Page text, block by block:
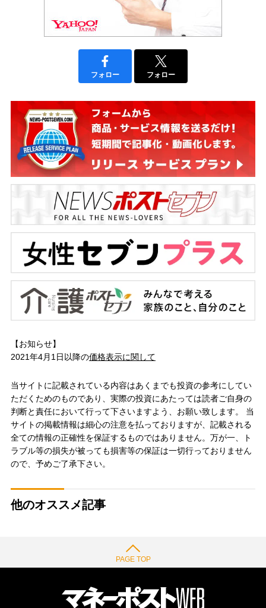
フォロー フォロー
【お知らせ】
2021年4月1日以降の価格表示に関して
当サイトに記載されている内容はあくまでも投資の参考にしてい
ただくためのものであり、実際の投資にあたっては読者ご自身の
判断と責任において行って下さいますよう、お願い致します。 当
サイトの掲載情報は細心の注意を払っておりますが、記載される
全ての情報の正確性を保証するものではありません。万が一、ト
ラブル等の損失が被っても損害等の保証は一切行っておりません
ので、予めご了承下さい。
他のオススメ記事
PAGE TOP